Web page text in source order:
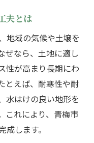
設計のコツ
特性とは
計画の要点
の庭づくり
設計の工夫
合う植栽選び
夫とは
地域の気候や土壌を
ぜなら、土地に適し
性が高まり長期にわ
とえば、耐寒性や耐
水はけの良い地形を
これにより、青梅市
します。